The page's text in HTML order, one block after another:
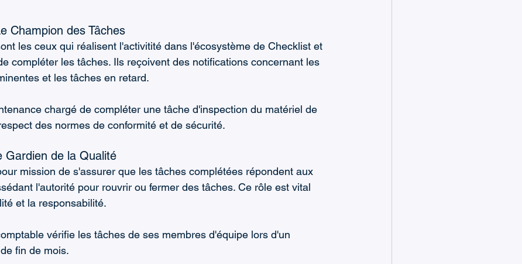
Champion des Tâches
les ceux qui réalisent l'activitité dans l'écosystème de Checklist et
compléter les tâches. Ils reçoivent des notifications concernant les
et les tâches en retard.
chargé de compléter une tâche d'inspection du matériel de
des normes de conformité et de sécurité.
Gardien de la Qualité
mission de s'assurer que les tâches complétées répondent aux
l'autorité pour rouvrir ou fermer des tâches. Ce rôle est vital
et la responsabilité.
vérifie les tâches de ses membres d'équipe lors d'un
fin de mois.